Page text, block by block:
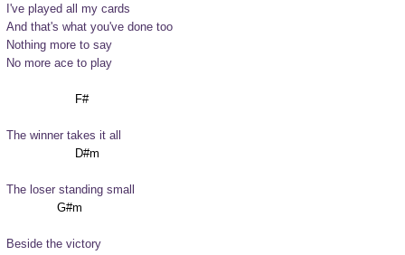
I've played all my cards
And that's what you've done too
Nothing more to say
No more ace to play
	           F#
The winner takes it all
The loser standing small
Beside the victory